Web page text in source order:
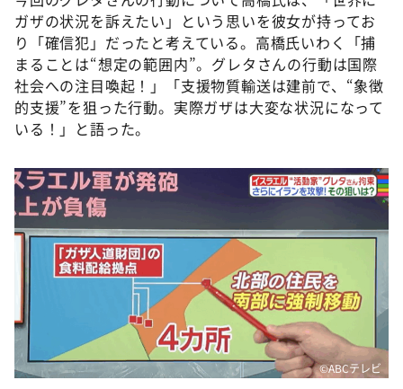
ガザの状況を訴えたい」という思いを彼女が持ってお
り「確信犯」だったと考えている。高橋氏いわく「捕
まることは“想定の範囲内”。グレタさんの行動は国際
社会への注目喚起！」「支援物質輸送は建前で、“象徴
的支援”を狙った行動。実際ガザは大変な状況になって
いる！」と語った。
©️ABCテレビ